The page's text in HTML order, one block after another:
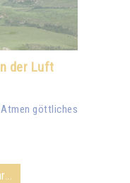
der Luft
göttliches